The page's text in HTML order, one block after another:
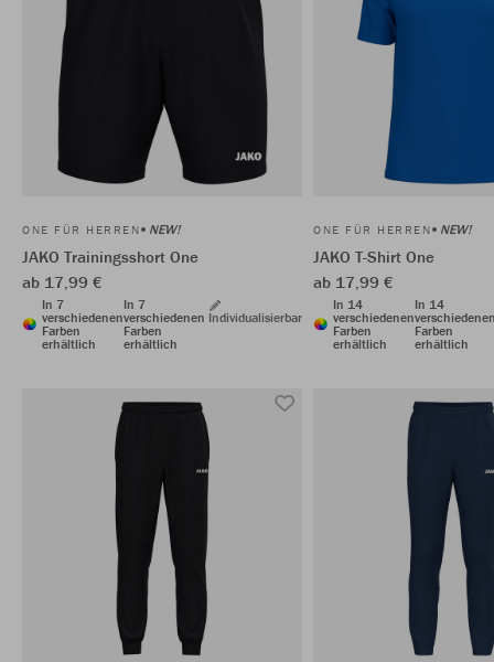
ONE FÜR HERREN NEW!
JAKO Trainingsshort One
ab 17,99 €
In 7
verschiedenen
Farben
erhältlich
In 7
verschiedenen
Farben
erhältlich
Individualisierbar
ONE FÜR HERREN NEW!
JAKO T-Shirt One
ab 17,99 €
In 14
verschiedenen
Farben
erhältlich
In 14
Farben
erhältlich